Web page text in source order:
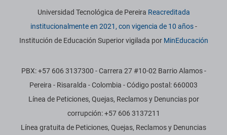
Información institucional
Universidad Tecnológica de Pereira Reacreditada
institucionalmente en 2021, con vigencia de 10 años-
Institución de Educación Superior vigilada por MinEducación
PBX: +57 606 3137300 - Carrera 27 #10-02 Barrio Alamos -
Pereira - Risaralda - Colombia - Código postal: 660003
Línea de Peticiones, Quejas, Reclamos y Denuncias por
corrupción: +57 606 3137211
Línea gratuita de Peticiones, Quejas, Reclamos y Denuncias